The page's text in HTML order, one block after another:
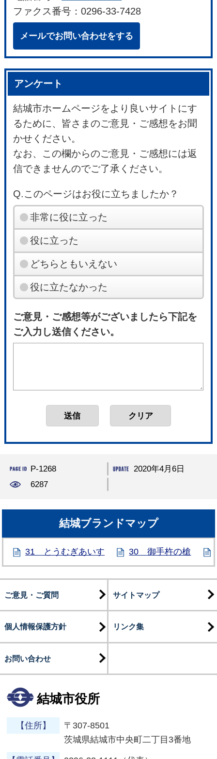
ファクス番号：0296-33-7428
メールでお問い合わせをする
アンケート
結城市ホームページをより良いサイトにす
るために、皆さまのご意見・ご感想をお聞
かせください。
なお、この欄からのご意見・ご感想には返
信できませんのでご了承ください。
Q.このページはお役に立ちましたか？
非常に役に立った
役に立った
どちらともいえない
役に立たなかった
ご意見・ご感想等がございましたら下記を
ご入力し送信ください。
P-1268
2020年4月6日
6287
結城ブランドマップ
31 とうむぎあいす 30 御手杵の槍
ご意見・ご質問 サイトマップ
個人情報保護方針 リンク集
お問い合わせ
結城市役所
【住所】
〒307-8501
茨城県結城市中央町二丁目3番地